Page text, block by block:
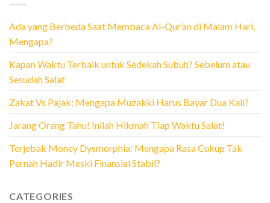
Ada yang Berbeda Saat Membaca Al-Qur’an di Malam Hari,
Mengapa?
Kapan Waktu Terbaik untuk Sedekah Subuh? Sebelum atau
Sesudah Salat
Zakat Vs Pajak: Mengapa Muzakki Harus Bayar Dua Kali?
Jarang Orang Tahu! Inilah Hikmah Tiap Waktu Salat!
Terjebak Money Dysmorphia: Mengapa Rasa Cukup Tak
Pernah Hadir Meski Finansial Stabil?
CATEGORIES